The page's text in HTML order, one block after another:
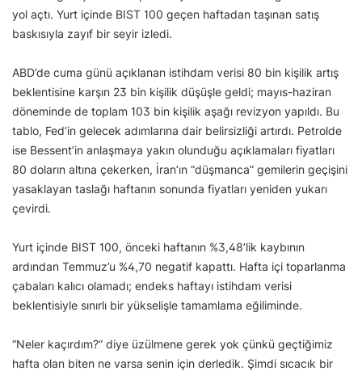
yol açtı. Yurt içinde BIST 100 geçen haftadan taşınan satış
baskısıyla zayıf bir seyir izledi.
ABD’de cuma günü açıklanan istihdam verisi 80 bin kişilik artış
beklentisine karşın 23 bin kişilik düşüşle geldi; mayıs-haziran
döneminde de toplam 103 bin kişilik aşağı revizyon yapıldı. Bu
tablo, Fed’in gelecek adımlarına dair belirsizliği artırdı. Petrolde
ise Bessent’in anlaşmaya yakın olunduğu açıklamaları fiyatları
80 doların altına çekerken, İran’ın “düşmanca” gemilerin geçişini
yasaklayan taslağı haftanın sonunda fiyatları yeniden yukarı
çevirdi.
Yurt içinde BIST 100, önceki haftanın %3,48’lik kaybının
ardından Temmuz’u %4,70 negatif kapattı. Hafta içi toparlanma
çabaları kalıcı olamadı; endeks haftayı istihdam verisi
beklentisiyle sınırlı bir yükselişle tamamlama eğiliminde.
“Neler kaçırdım?” diye üzülmene gerek yok çünkü geçtiğimiz
hafta olan biten ne varsa senin için derledik. Şimdi sıcacık bir